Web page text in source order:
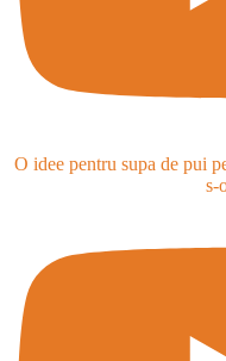
O idee pentru supa de pui
s-